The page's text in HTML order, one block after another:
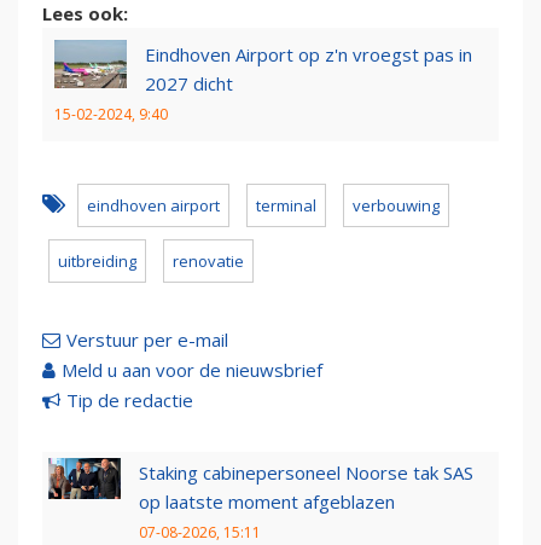
Lees ook:
Eindhoven Airport op z'n vroegst pas in
2027 dicht
15-02-2024, 9:40
eindhoven airport terminal verbouwing
uitbreiding renovatie
Verstuur per e-mail
Meld u aan voor de nieuwsbrief
Tip de redactie
Staking cabinepersoneel Noorse tak SAS
op laatste moment afgeblazen
07-08-2026, 15:11